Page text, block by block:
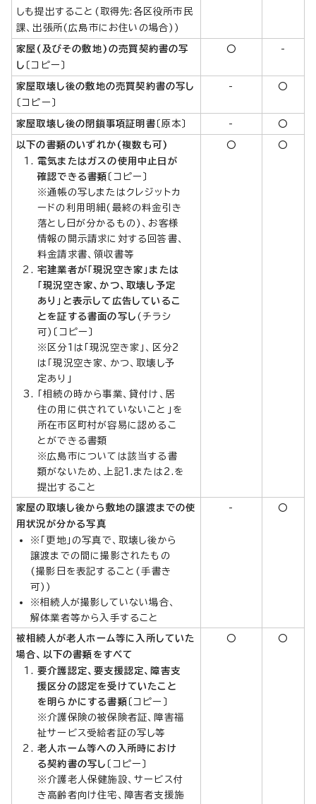
しも提出すること(取得先:各区役所市民
課、出張所(広島市にお住いの場合))
家屋(及びその敷地)の売買契約書の写
し 〔コピー〕
○ -
家屋取壊し後の敷地の売買契約書の写し
〔コピー〕
- ○
家屋取壊し後の閉鎖事項証明書 〔原本〕 - ○
以下の書類のいずれか (複数も可)
電気またはガスの使用中止日が
確認できる書類 〔コピー〕
※通帳の写しまたはクレジットカ
ードの利用明細(最終の料金引き
落とし日が分かるもの)、お客様
情報の開示請求に対する回答書、
料金請求書、領収書等
宅建業者が「現況空き家」または
「現況空き家、かつ、取壊し予定
あり」と表示して広告しているこ
とを証する書面の写し (チラシ
可)〔コピー〕
※区分1は「現況空き家」、区分2
は「現況空き家、かつ、取壊し予
定あり」
「相続の時から事業、貸付け、居
住の用に供されていないこと」を
所在市区町村が容易に認めるこ
とができる書類
※広島市については該当する書
類がないため、上記1.または2.を
提出すること
○ ○
家屋の取壊し後から敷地の譲渡までの使
用状況が分かる写真
※「更地」の写真で、取壊し後から
譲渡までの間に撮影されたもの
(撮影日を表記すること(手書き
可))
※相続人が撮影していない場合、
解体業者等から入手すること
- ○
被相続人が老人ホーム等に入所していた
場合、以下の書類を すべて
要介護認定、要支援認定、障害支
援区分の認定を受けていたこと
を明らかにする書類 〔コピー〕
※介護保険の被保険者証、障害福
祉サービス受給者証の写し等
老人ホーム等への入所時におけ
る契約書の写し 〔コピー〕
※介護老人保健施設、サービス付
き高齢者向け住宅、障害者支援施
○ ○